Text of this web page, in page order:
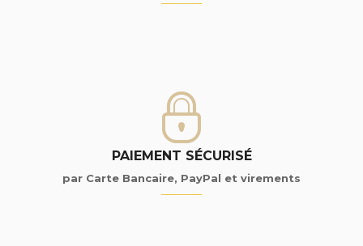
PAIEMENT SÉCURISÉ
par Carte Bancaire, PayPal et virements